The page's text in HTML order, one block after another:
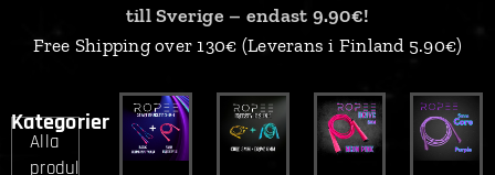
till Sverige – endast 9.90€!
Free Shipping over 130€ (Leverans i Finland 5.90€)
Kategorier
Alla
produkter